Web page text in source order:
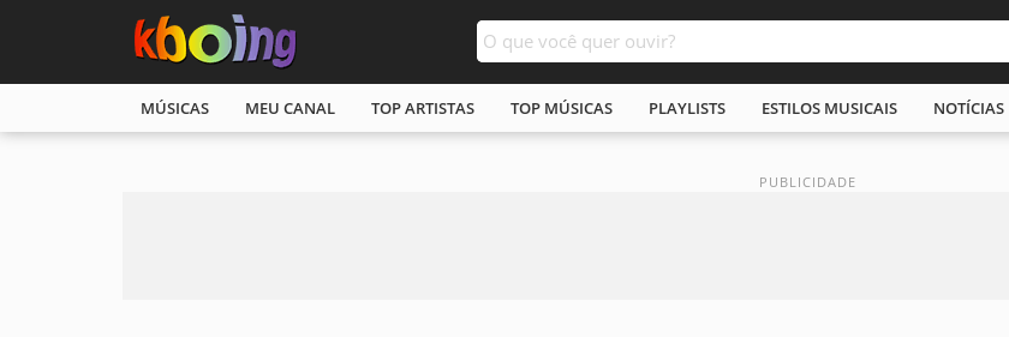
MÚSICAS MEU CANAL TOP ARTISTAS TOP MÚSICAS PLAYLISTS ESTILOS MUSICAIS NOTÍCIAS